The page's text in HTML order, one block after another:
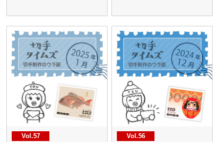
Vol.57 Vol.56